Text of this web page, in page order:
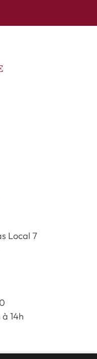
Local 7
14h